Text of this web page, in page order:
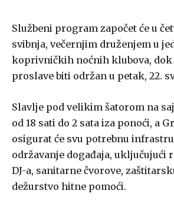
Službeni program započet će u
svibnja, večernjim druženjem u
koprivničkih noćnih klubova, dok
proslave biti održan u petak, 22.
Slavlje pod velikim šatorom na
od 18 sati do 2 sata iza ponoći, a
osigurat će svu potrebnu
održavanje događaja, uključujući
DJ-a, sanitarne čvorove,
dežurstvo hitne pomoći.